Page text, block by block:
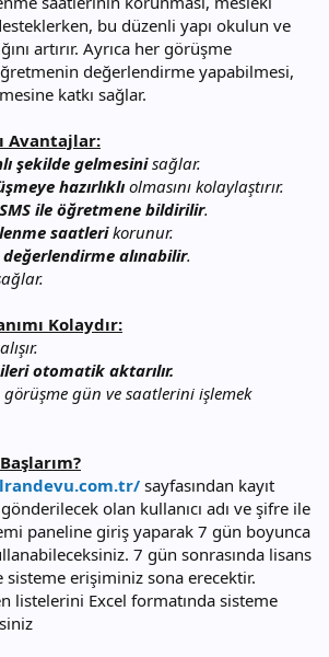
bu düzenli yapı okulun ve
artırır. Ayrıca her görüşme
değerlendirme yapabilmesi,
katkı sağlar.
Avantajlar:
şekilde gelmesinisağlar.
hazırlıklıolmasını kolaylaştırır.
SMS ile öğretmene bildirilir.
saatlerikorunur.
değerlendirme alınabilir.
Kolaydır:
otomatik aktarılır.
görüşme gün ve saatlerini işlemek
sayfasından kayıt
olan kullanıcı adı ve şifre ile
paneline giriş yaparak 7 gün boyunca
7 gün sonrasında lisans
sisteme erişiminiz sona erecektir.
listelerini Excel formatında sisteme